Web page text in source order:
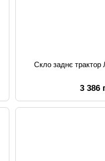
Скло заднє трактор
3 386